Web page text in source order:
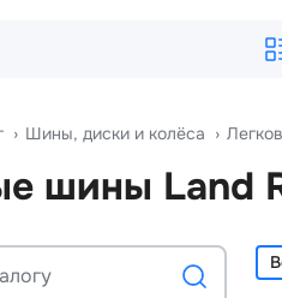
› Шины, диски и колёса ›
шины Land